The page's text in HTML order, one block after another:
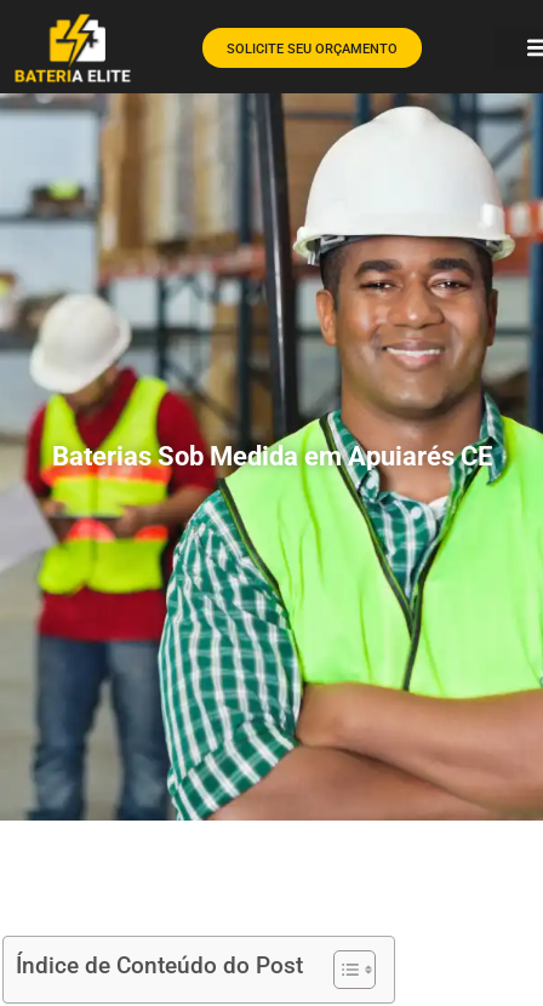
SOLICITE SEU ORÇAMENTO
Baterias Sob Medida em Apuiarés CE
Índice de Conteúdo do Post